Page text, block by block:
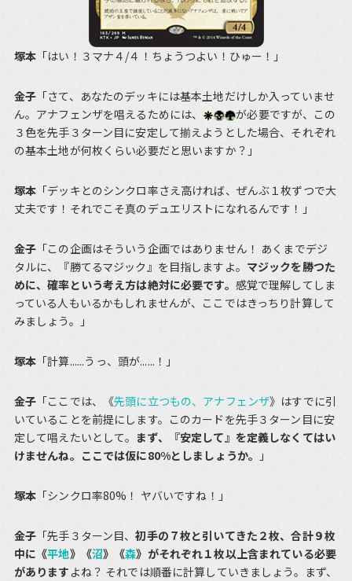
塚本 「はい！３マナ４/４！ちょうつよい！ひゅー！」
金子 「さて、あなたのデッキには基本土地だけしか入っていませ
ん。アナフェンザを唱えるためには、
が必要ですが、この
３色を先手３ターン目に安定して揃えようとした場合、それぞれ
の基本土地が何枚くらい必要だと思いますか？」
塚本 「デッキとのシンクロ率さえ高ければ、ぜんぶ１枚ずつで大
丈夫です！それでこそ真のデュエリストになれるんです！」
金子 「この企画はそういう企画ではありません！ あくまでデジ
タルに、『勝てるマジック』を目指しますよ。 マジックを勝つた
めに、確率という考え方は絶対に必要です。 感覚で理解してしま
っている人もいるかもしれませんが、ここではきっちり計算して
みましょう。」
塚本 「計算......うっ、頭が......！」
金子 「ここでは、《先頭に立つもの、アナフェンザ》はすでに引
いていることを前提にします。このカードを先手３ターン目に安
定して唱えたいとして。 まず、『安定して』を定義しなくてはい
けませんね。ここでは仮に80%としましょうか。
」
塚本 「シンクロ率80%！ ヤバいですね！」
金子 「先手３ターン目、初手の７枚と引いてきた２枚、合計９枚
中に《平地》《沼》《森》がそれぞれ１枚以上含まれている必要
があります よね？ それでは順番に計算していきましょう。まず、